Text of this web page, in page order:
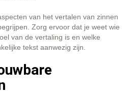
van het vertalen van zinnen
Zorg ervoor dat je weet wie
van de vertaling is en welke
tekst aanwezig zijn.